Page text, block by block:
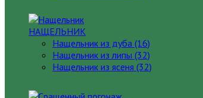
НАЩЕЛЬНИК
Нащельник из дуба (16)
Нащельник из липы (32)
Нащельник из ясеня (32)